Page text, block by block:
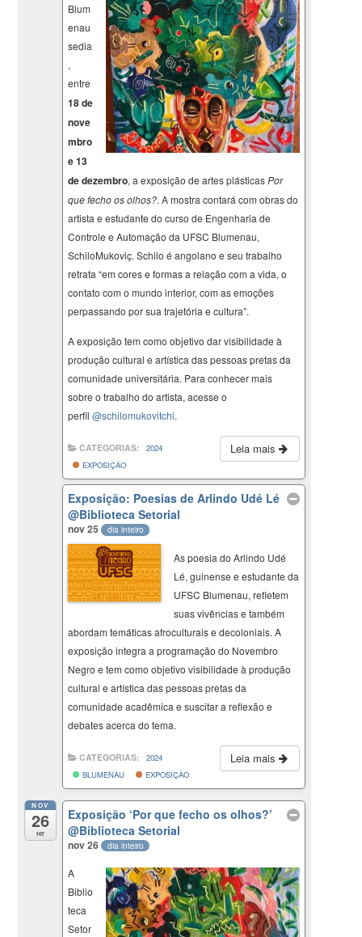
Blum
enau
sedia
,
entre
18 de
nove
mbro
e 13
de dezembro, a exposição de artes plásticasPor
que fecho os olhos?. A mostra contará com obras do
artista e estudante do curso de Engenharia de
Controle e Automação da UFSC Blumenau,
SchiloMukoviç. Schilo é angolano e seu trabalho
retrata “em cores e formas a relação com a vida, o
contato com o mundo interior, com as emoções
perpassando por sua trajetória e cultura”.
A exposição tem como objetivo dar visibilidade à
produção cultural e artística das pessoas pretas da
comunidade universitária. Para conhecer mais
sobre o trabalho do artista, acesse o
perfil@schilomukovitchi.
Leia mais
CATEGORIAS:
2024
EXPOSIÇÃO
Exposição: Poesias de Arlindo Udé Lé
@Biblioteca Setorial
nov 25 dia inteiro
As poesia do Arlindo Udé
Lé, guinense e estudante da
UFSC Blumenau, refletem
suas vivências e também
abordam temáticas afroculturais e decoloniais. A
exposição integra a programação do Novembro
Negro e tem como objetivo visibilidade à produção
cultural e artística das pessoas pretas da
comunidade acadêmica e suscitar a reflexão e
debates acerca do tema.
Leia mais
CATEGORIAS:
2024
BLUMENAU
EXPOSIÇÃO
NOV
26
ter
Exposição ‘Por que fecho os olhos?’
@Biblioteca Setorial
nov 26 dia inteiro
A
Biblio
teca
Setor